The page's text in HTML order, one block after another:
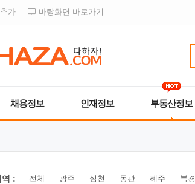
가 바탕화면 바로가기
채용정보 인재정보 부동산정보
역 : 전체 광주 심천 동관 혜주 북경